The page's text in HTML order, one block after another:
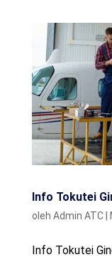
Info Tokutei
oleh Admin ATC|
Info Tokutei